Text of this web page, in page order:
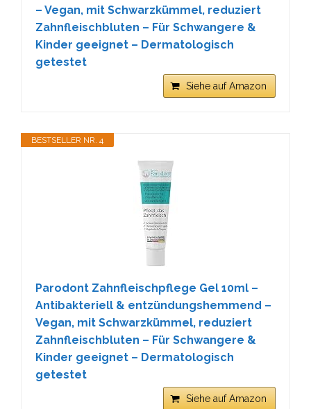
– Vegan, mit Schwarzkümmel, reduziert
Zahnfleischbluten – Für Schwangere &
Kinder geeignet – Dermatologisch
getestet
Siehe auf Amazon
BESTSELLER NR. 4
Parodont Zahnfleischpflege Gel 10ml –
Antibakteriell & entzündungshemmend –
Vegan, mit Schwarzkümmel, reduziert
Zahnfleischbluten – Für Schwangere &
Kinder geeignet – Dermatologisch
getestet
Siehe auf Amazon